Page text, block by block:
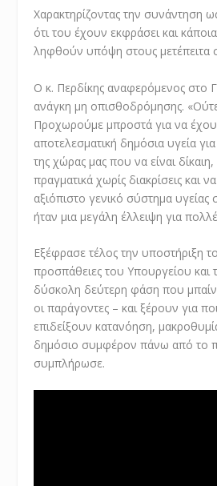
Χαρακτηρίζοντας την συνάντηση
ότι του έχουν εκφράσει και
ληφθούν υπόψη στους μετέπειτα
Ο κ. Περδίκης αναφερόμενος στο
ανάγκη μη οπισθοδρόμησης.
Προχωρούμε μπροστά για να
αποτελεσματική δημόσια υγεία
της χώρας μας που να είναι
πραγματικά χωρίς διακρίσεις και
αξιόπιστο γενικό σύστημα
ήταν μια μεγάλη έλλειψη για
Εξέφρασε τέλος την υποστήριξη
προσπάθειες του Υπουργείου και
δύσκολη δεύτερη φάση που
οι παράγοντες – και ξέρουν για
επιδείξουν κατανόηση,
δημόσιο συμφέρον πάνω από το
συμπλήρωσε.